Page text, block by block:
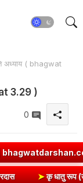
अध्याय ( bhagwat
3.29 )
0
➤
| कबीरदास